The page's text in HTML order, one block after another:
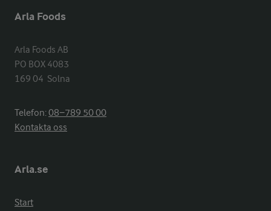
Arla Foods
Arla Foods AB
PO BOX 4083
169 04  Solna
Telefon:08−789 50 00
Kontakta oss
Arla.se
Start